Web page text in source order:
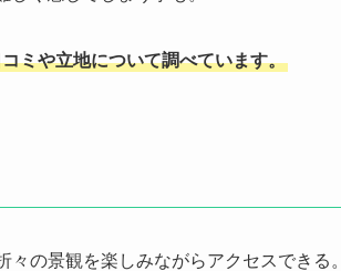
ミや立地について調べています。
の景観を楽しみながらアクセスできる。